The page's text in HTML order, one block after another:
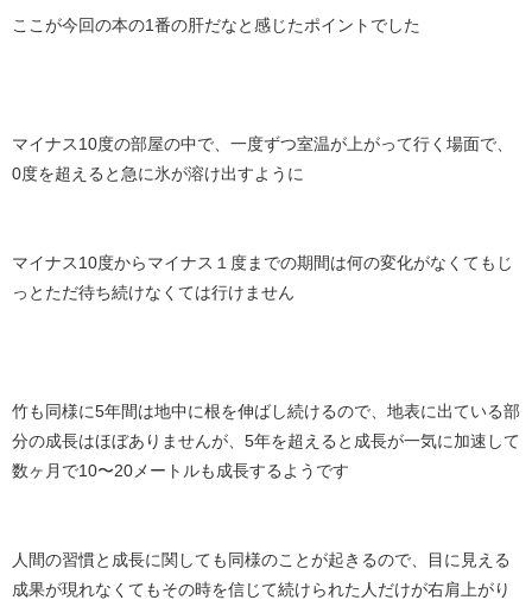
ここが今回の本の1番の肝だなと感じたポイントでした
マイナス10度の部屋の中で、一度ずつ室温が上がって行く場面で、
0度を超えると急に氷が溶け出すように
マイナス10度からマイナス１度までの期間は何の変化がなくてもじ
っとただ待ち続けなくては行けません
竹も同様に5年間は地中に根を伸ばし続けるので、地表に出ている部
分の成長はほぼありませんが、5年を超えると成長が一気に加速して
数ヶ月で10〜20メートルも成長するようです
人間の習慣と成長に関しても同様のことが起きるので、目に見える
成果が現れなくてもその時を信じて続けられた人だけが右肩上がり